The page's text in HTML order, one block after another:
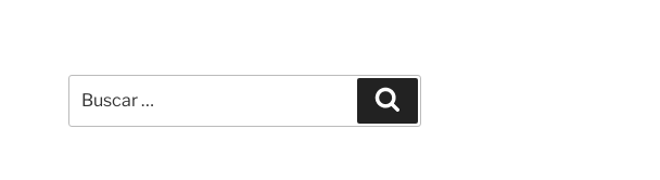
por: